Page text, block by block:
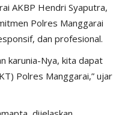
AKBP Hendri Syaputra,
Polres Manggarai
dan profesional.
karunia-Nya, kita dapat
Polres Manggarai,” ujar